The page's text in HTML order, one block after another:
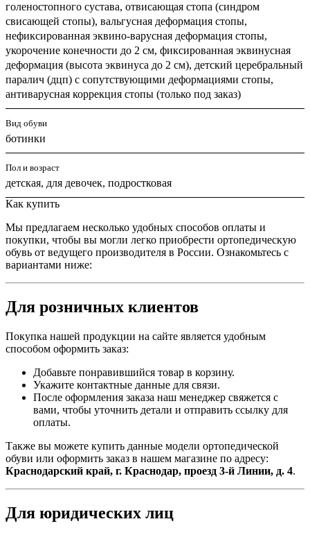
голеностопного сустава, отвисающая стопа (синдром
свисающей стопы), вальгусная деформация стопы,
нефиксированная эквино-варусная деформация стопы,
укорочение конечности до 2 см, фиксированная эквинусная
деформация (высота эквинуса до 2 см), детский церебральный
паралич (дцп) с сопутствующими деформациями стопы,
антиварусная коррекция стопы (только под заказ)
Вид обуви
ботинки
Пол и возраст
детская, для девочек, подростковая
Как купить
Мы предлагаем несколько удобных способов оплаты и
покупки, чтобы вы могли легко приобрести ортопедическую
обувь от ведущего производителя в России. Ознакомьтесь с
вариантами ниже:
Для розничных клиентов
Покупка нашей продукции на сайте является удобным
способом оформить заказ:
Добавьте понравившийся товар в корзину.
Укажите контактные данные для связи.
После оформления заказа наш менеджер свяжется с
вами, чтобы уточнить детали и отправить ссылку для
оплаты.
Также вы можете купить данные модели ортопедической
обуви или оформить заказ в нашем магазине по адресу:
Краснодарский край, г. Краснодар, проезд 3-й Линии, д. 4.
Для юридических лиц